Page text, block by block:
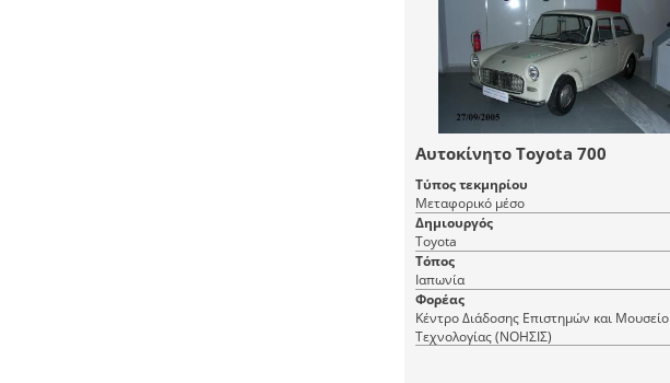
Αυτοκίνητο Toyota 700
Τύπος τεκμηρίου
Μεταφορικό μέσο
Δημιουργός
Toyota
Τόπος
Ιαπωνία
Φορέας
Κέντρο Διάδοσης Επιστημών και Μουσείο
Τεχνολογίας (ΝΟΗΣΙΣ)